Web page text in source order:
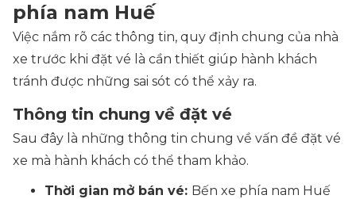
phía nam Huế
Việc nắm rõ các thông tin, quy định chung của nhà
xe trước khi đặt vé là cần thiết giúp hành khách
tránh được những sai sót có thể xảy ra.
Thông tin chung về đặt vé
Sau đây là những thông tin chung về vấn đề đặt vé
xe mà hành khách có thể tham khảo.
Thời gian mở bán vé: Bến xe phía nam Huế